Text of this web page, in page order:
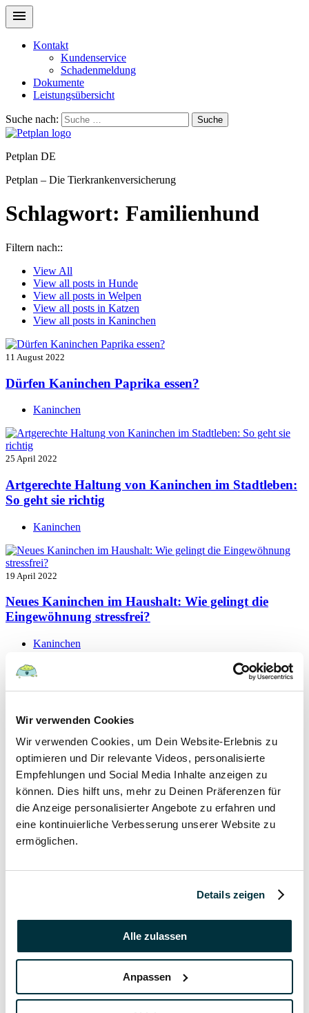
Wir verwenden Cookies
Wir verwenden Cookies, um Dein Website-Erlebnis zu
optimieren und Dir relevante Videos, personalisierte
Empfehlungen und Social Media Inhalte anzeigen zu
können. Dies hilft uns, mehr zu Deinen Präferenzen für
die Anzeige personalisierter Angebote zu erfahren und
eine kontinuierliche Verbesserung unserer Website zu
ermöglichen.
Details zeigen
Alle zulassen
Anpassen
Kontakt
Kundenservice
Schadenmeldung
Dokumente
Leistungsübersicht
Suche nach: Suche
Petplan DE
Petplan – Die Tierkrankenversicherung
Schlagwort: Familienhund
Filtern nach::
View All
View all posts in Hunde
View all posts in Welpen
View all posts in Katzen
View all posts in Kaninchen
11 August 2022
Dürfen Kaninchen Paprika essen?
Kaninchen
25 April 2022
Artgerechte Haltung von Kaninchen im Stadtleben:
So geht sie richtig
Kaninchen
19 April 2022
Neues Kaninchen im Haushalt: Wie gelingt die
Eingewöhnung stressfrei?
Kaninchen
19 September 2021
Kaninchen
Katzen
Papageien
7 September 2021
Hygieneregeln beim Tierarzt für Mensch und Tier
Kaninchen
Kaninchen beschäftigen: so bleibt der Alltag
Kaninchen